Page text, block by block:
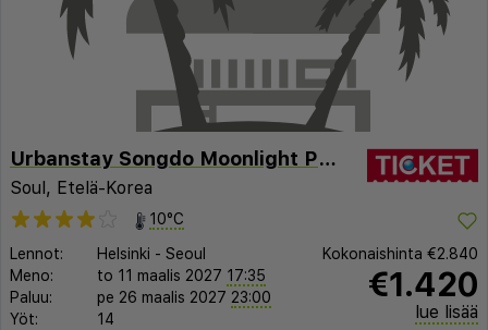
Urbanstay Songdo Moonlight Park
Soul, Etelä-Korea
10°C
Lennot:
Helsinki - Seoul
Meno:
to 11 maalis 2027 17:35
Paluu:
pe 26 maalis 2027 23:00
Yöt:
14
Kokonaishinta €2.840
€1.420
lue lisää